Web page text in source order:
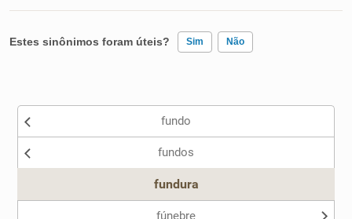
Estes sinônimos foram úteis? Sim Não
Nenhum dos sinônimos apresentados me ajudou
fundo
fundos
fundura
fúnebre